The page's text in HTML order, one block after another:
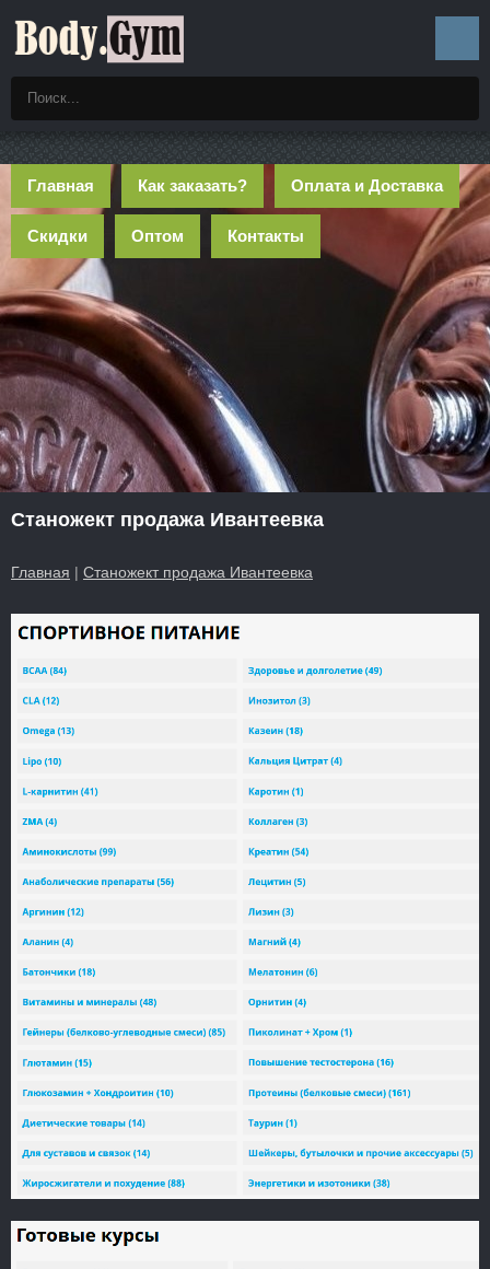
Главная Как заказать? Оплата и Доставка
Скидки Оптом Контакты
Станожект продажа Ивантеевка
Главная | Станожект продажа Ивантеевка